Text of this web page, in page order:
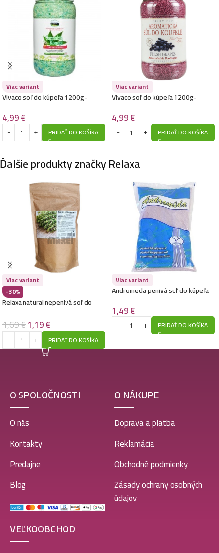
Viac variant
Vivaco soľ do kúpeľa 1200g-
4,99€
PRIDAŤ DO KOŠÍKA
Viac variant
Vivaco soľ do kúpeľa 1200g-
4,99€
PRIDAŤ DO KOŠÍKA
Ďalšie produkty značky Relaxa
-30%
Viac variant
Relaxa natural nepenivá soľ do
10/2024
1,69€1,19€
PRIDAŤ DO KOŠÍKA
Viac variant
Andromeda penivá soľ do kúpeľa
1,49€
PRIDAŤ DO KOŠÍKA
O SPOLOČNOSTI
O nás
Kontakty
Predajne
Blog
O NÁKUPE
Doprava a platba
Reklamácia
Obchodné podmienky
Zásady ochrany osobných
údajov
VEĽKOOBCHOD